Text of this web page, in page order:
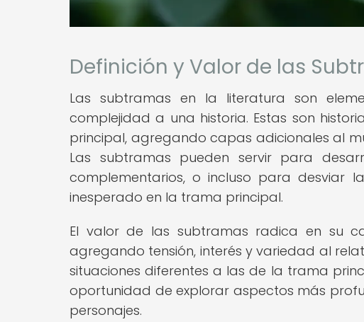
Definición y Valor de las
Las subtramas en la literatura son
complejidad a una historia. Estas son
principal, agregando capas adicionales al
Las subtramas pueden servir para
complementarios, o incluso para desviar
inesperado en la trama principal.
El valor de las subtramas radica en su
agregando tensión, interés y variedad al
situaciones diferentes a las de la trama
oportunidad de explorar aspectos más
personajes.